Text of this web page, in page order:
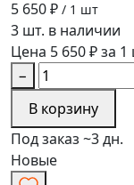
5 650 ₽ / 1 шт
3 шт. в наличии
Цена 5 650 ₽ за 1
−
В корзину
Под заказ ~3 дн.
Новые